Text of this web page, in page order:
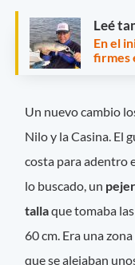
Leé
En el
firmes
Un nuevo cambio
Nilo y la Casina. El
costa para adentro
lo buscado, un
tallaque tomaba
60 cm. Era una
que se alejaban